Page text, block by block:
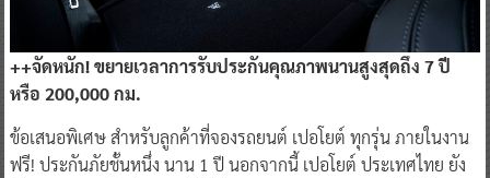
++จัดหนัก! ขยายเวลาการรับประกันคุณภาพนานสูงสุดถึง 7 ปี
หรือ 200,000 กม.
ข้อเสนอพิเศษ สำหรับลูกค้าที่จองรถยนต์ เปอโยต์ ทุกรุ่น ภายในงาน
ฟรี! ประกันภัยชั้นหนึ่ง นาน 1 ปี นอกจากนี้ เปอโยต์ ประเทศไทย ยัง